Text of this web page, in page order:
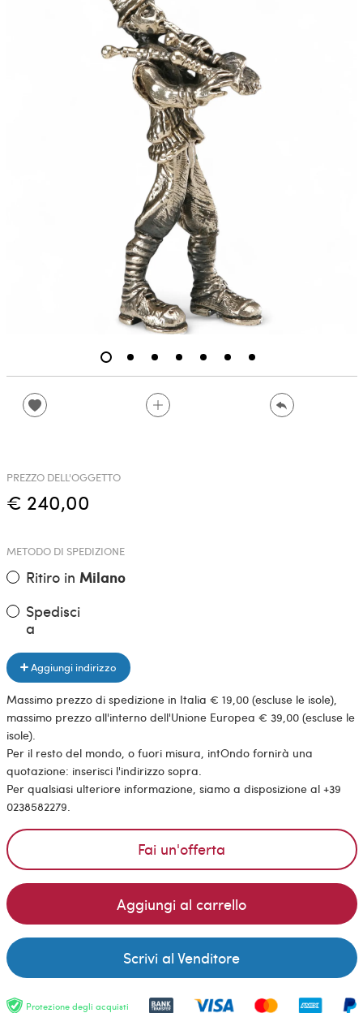
PREZZO DELL'OGGETTO
€ 240,00
METODO DI SPEDIZIONE
Ritiro in Milano
Spedisci
a
Aggiungi indirizzo
Massimo prezzo di spedizione in Italia € 19,00 (escluse le isole),
massimo prezzo all'interno dell'Unione Europea € 39,00 (escluse le
isole).
Per il resto del mondo, o fuori misura, intOndo fornirà una
quotazione: inserisci l'indirizzo sopra.
Per qualsiasi ulteriore informazione, siamo a disposizione al +39
0238582279.
Fai un'offerta
Aggiungi al carrello
Scrivi al Venditore
Protezione degli acquisti